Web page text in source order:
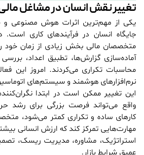
تغییر نقش انسان در مشاغل مالی
یکی از مهم‌ترین اثرات هوش مصنوعی و
جایگاه انسان در فرآیندهای کاری است.
متخصصان مالی بخش زیادی از زمان خود
آماده‌سازی گزارش‌ها، تطبیق اعداد،
محاسبات تکراری می‌کردند. امروز این
نرم‌افزارهای هوشمند و سیستم‌های
این تغییر ممکن است در ابتدا
واقع می‌تواند فرصت بزرگی برای رشد
کارهای ساده و تکراری کمتر می‌شود،
مهارت‌هایی تمرکز کند که ارزش انسانی
استراتژیک، مشاوره، مدیریت ریسک،
عمیق شرایط بازار.